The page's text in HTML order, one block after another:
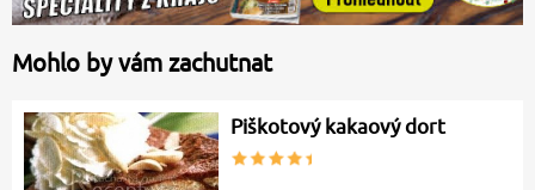
Mohlo by vám zachutnat
Piškotový kakaový dort